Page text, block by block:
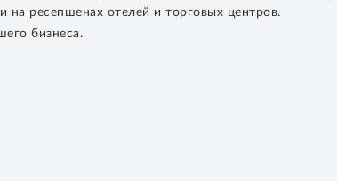
на ресепшенах отелей и торговых центров.
бизнеса.